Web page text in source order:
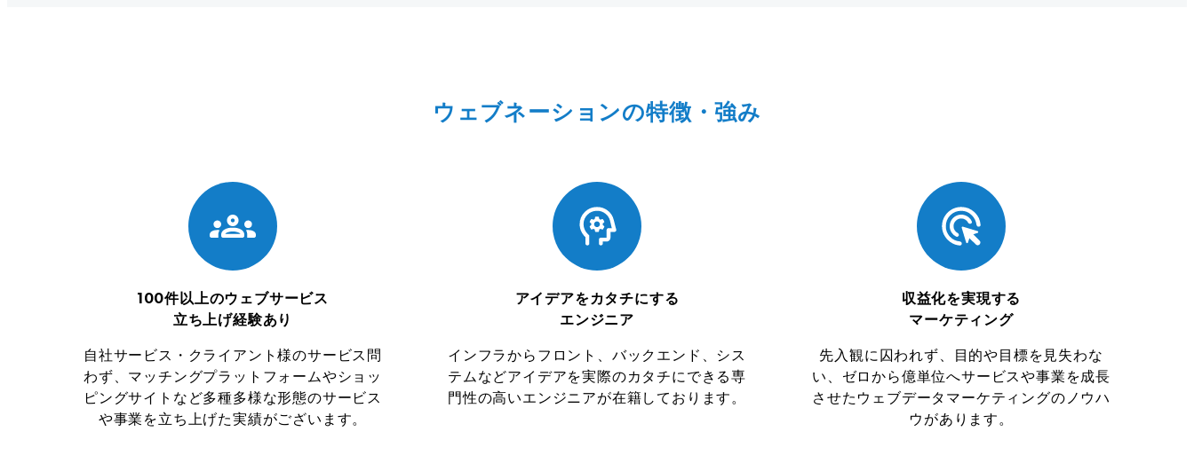
ウェブネーションの特徴・強み
100件以上のウェブサービス
立ち上げ経験あり
自社サービス・クライアント様のサービス問
わず、マッチングプラットフォームやショッ
ピングサイトなど多種多様な形態のサービス
や事業を立ち上げた実績がございます。
アイデアをカタチにする
エンジニア
インフラからフロント、バックエンド、シス
テムなどアイデアを実際のカタチにできる専
門性の高いエンジニアが在籍しております。
収益化を実現する
マーケティング
先入観に囚われず、目的や目標を見失わな
い、ゼロから億単位へサービスや事業を成長
させたウェブデータマーケティングのノウハ
ウがあります。